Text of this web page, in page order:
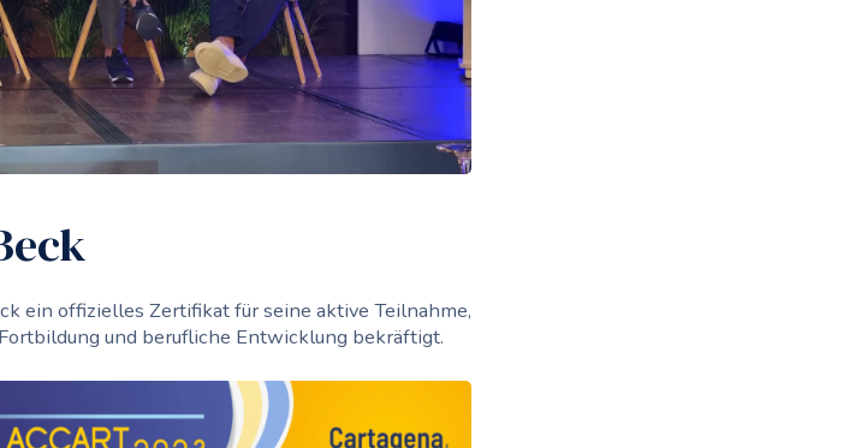
ein offizielles Zertifikat für seine aktive Teilnahme,
und berufliche Entwicklung bekräftigt.